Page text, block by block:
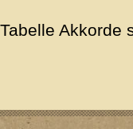
Akkorde